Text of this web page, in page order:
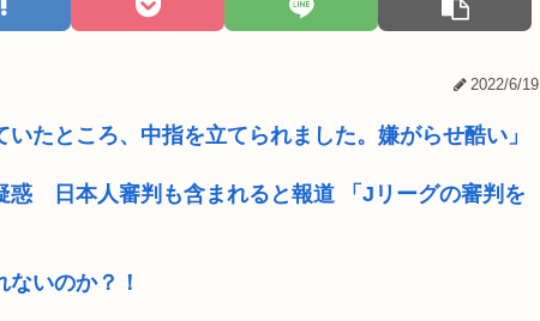
2022/6/19
たところ、中指を立てられました。嫌がらせ酷い」
惑 日本人審判も含まれると報道 「Jリーグの審判を
いのか？！